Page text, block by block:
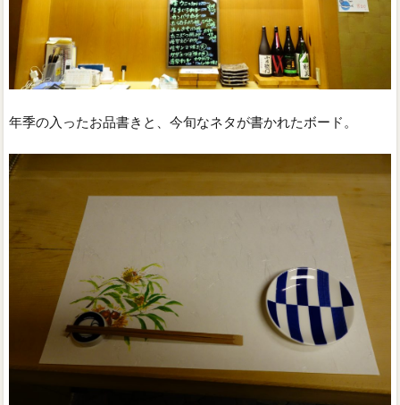
年季の入ったお品書きと、今旬なネタが書かれたボード。